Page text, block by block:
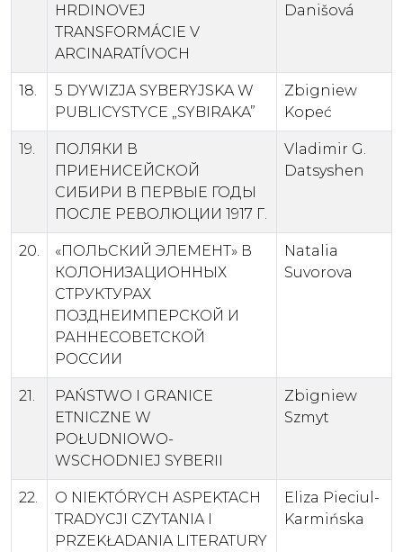
HRDINOVEJ
TRANSFORMÁCIE V
ARCINARATÍVOCH
Danišová
18.
5 DYWIZJA SYBERYJSKA W
PUBLICYSTYCE „SYBIRAKA”
Zbigniew
Kopeć
19.
ПОЛЯКИ В
ПРИЕНИСЕЙСКОЙ
СИБИРИ В ПЕРВЫЕ ГОДЫ
ПОСЛЕ РЕВОЛЮЦИИ 1917 Г.
Vladimir G.
Datsyshen
20.
«ПОЛЬСКИЙ ЭЛЕМЕНТ» В
КОЛОНИЗАЦИОННЫХ
СТРУКТУРАХ
ПОЗДНЕИМПЕРСКОЙ И
РАННЕСОВЕТСКОЙ
РОССИИ
Natalia
Suvorova
21.
PAŃSTWO I GRANICE
ETNICZNE W
POŁUDNIOWO-
WSCHODNIEJ SYBERII
Zbigniew
Szmyt
22.
O NIEKTÓRYCH ASPEKTACH
TRADYCJI CZYTANIA I
PRZEKŁADANIA LITERATURY
Eliza Pieciul-
Karmińska